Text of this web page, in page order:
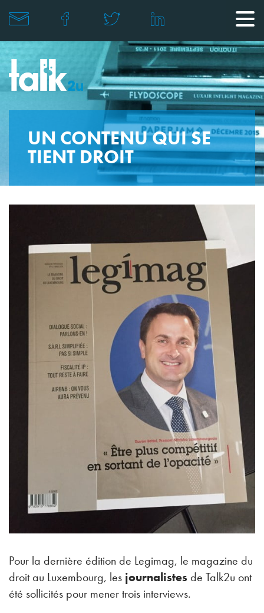
UN CONTENU QUI SE
TIENT DROIT
Pour la dernière édition de Legimag, le magazine du
droit au Luxembourg, les journalistes de Talk2u ont
été sollicités pour mener trois interviews.